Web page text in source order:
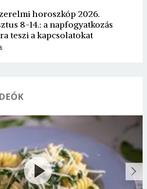
horoszkóp 2026.
8-14.: a napfogyatkozás
teszi a kapcsolatokat